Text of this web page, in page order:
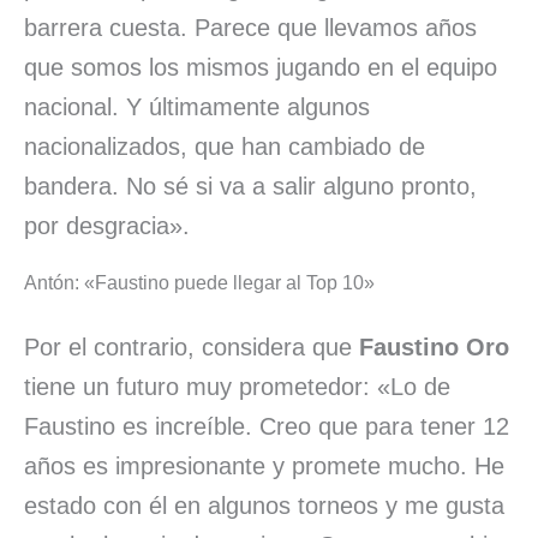
barrera cuesta. Parece que llevamos años
que somos los mismos jugando en el equipo
nacional. Y últimamente algunos
nacionalizados, que han cambiado de
bandera. No sé si va a salir alguno pronto,
por desgracia».
Antón: «Faustino puede llegar al Top 10»
Por el contrario, considera que Faustino Oro
tiene un futuro muy prometedor: «Lo de
Faustino es increíble. Creo que para tener 12
años es impresionante y promete mucho. He
estado con él en algunos torneos y me gusta